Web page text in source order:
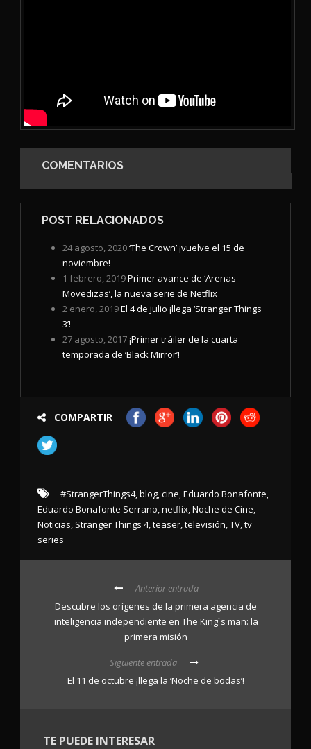
COMENTARIOS
POST RELACIONADOS
24 agosto, 2020‘The Crown’ ¡vuelve el 15 de
noviembre!
1 febrero, 2019Primer avance de ‘Arenas
Movedizas’, la nueva serie de Netflix
2 enero, 2019El 4 de julio ¡llega ‘Stranger Things
3’!
27 agosto, 2017¡Primer tráiler de la cuarta
temporada de ‘Black Mirror’!
COMPARTIR
#StrangerThings4,blog,cine,Eduardo Bonafonte,
Eduardo Bonafonte Serrano,netflix,Noche de Cine,
Noticias, Stranger Things 4,teaser,televisión,TV,tv
series
Anterior entrada
Descubre los orígenes de la primera agencia de
inteligencia independiente en The King`s man: la
primera misión
Siguiente entrada
El 11 de octubre ¡llega la ‘Noche de bodas’!
TE PUEDE INTERESAR